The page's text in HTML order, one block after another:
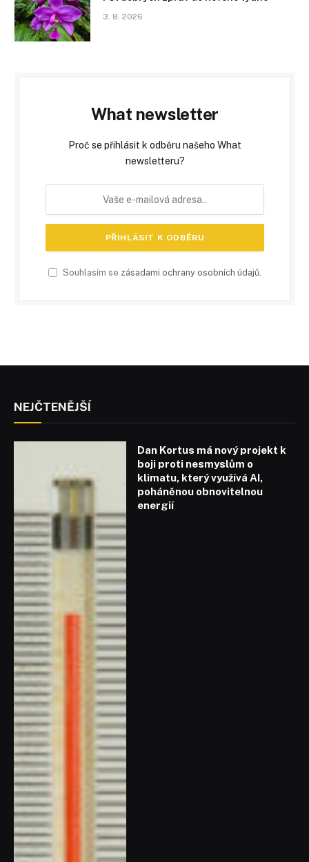
3. 8. 2026
What newsletter
Proč se přihlásit k odběru našeho What
newsletteru?
Souhlasím se zásadami ochrany osobních údajů.
NEJČTENĚJŠÍ
Dan Kortus má nový projekt k
boji proti nesmyslům o
klimatu, který využívá AI,
poháněnou obnovitelnou
energií